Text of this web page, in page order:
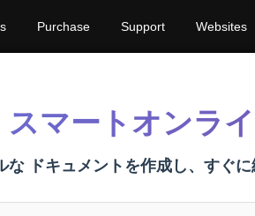
Purchase Support Websites
マートオンラ
ドキュメントを作成し、すぐに